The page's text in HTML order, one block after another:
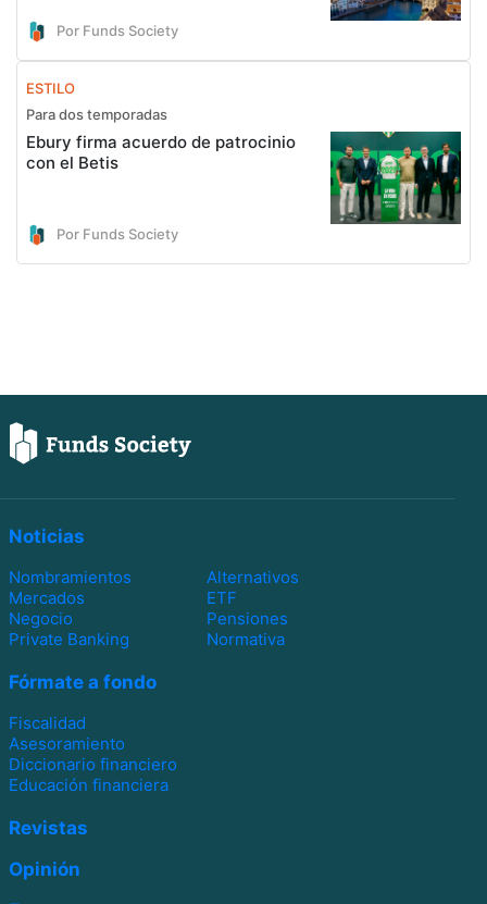
Por Funds Society
ESTILO
Para dos temporadas
Ebury firma acuerdo de patrocinio
con el Betis
Por Funds Society
Noticias
Nombramientos
Alternativos
Mercados
ETF
Negocio
Pensiones
Private Banking
Normativa
Fórmate a fondo
Fiscalidad
Asesoramiento
Diccionario financiero
Educación financiera
Revistas
Opinión